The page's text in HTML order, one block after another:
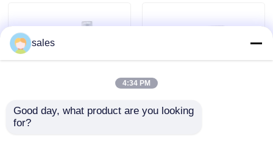
খবর
পারফিউম পাম্প স্প্রেয়ার
স্বচ্ছ পুনর্ব্যবহৃত পেন পারফিউম
sales
4:34 PM
Good day, what product are you looking
for?